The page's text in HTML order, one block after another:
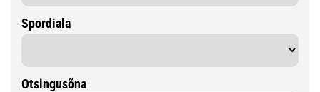
Spordiala
Otsingusõna